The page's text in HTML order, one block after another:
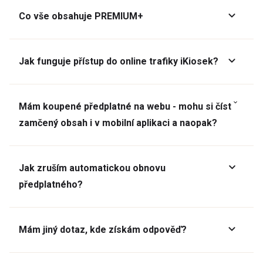
Co vše obsahuje PREMIUM+
Jak funguje přístup do online trafiky iKiosek?
Mám koupené předplatné na webu - mohu si číst
zamčený obsah i v mobilní aplikaci a naopak?
Jak zruším automatickou obnovu
předplatného?
Mám jiný dotaz, kde získám odpověď?